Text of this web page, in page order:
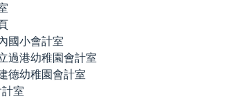
國小會計室
過港幼稚園會計室
德幼稚園會計室
室